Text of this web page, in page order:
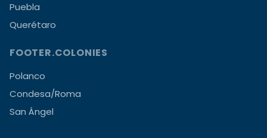
Puebla
Querétaro
FOOTER.COLONIES
Polanco
Condesa/Roma
San Ángel